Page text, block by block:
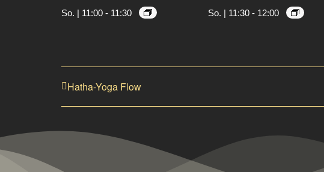
So. | 11:00 - 11:30 So. | 11:30 - 12:00
Hatha-Yoga Flow